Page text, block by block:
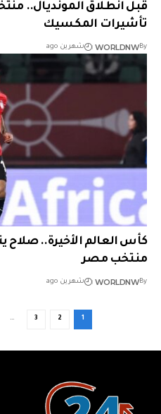
قبل انطلاق المونديال..
تأشيرات المكسيك
By
WORLDNW شهرين ago
كأس العالم الأخيرة..
منتخب مصر
By
WORLDNW شهرين ago
1
2
3
…